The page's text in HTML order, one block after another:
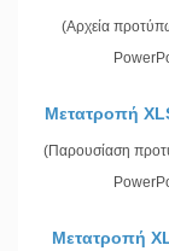
(Αρχεία
Μετατροπή
(Παρουσίαση
Μετατροπή